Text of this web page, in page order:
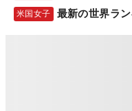
米国女子 最新の世界ラ